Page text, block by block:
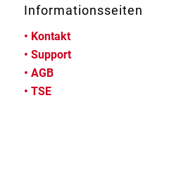
Informationsseiten
• Kontakt
• Support
• AGB
• TSE